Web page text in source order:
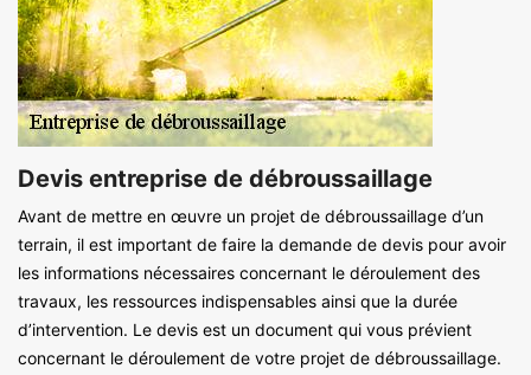
Devis entreprise de débroussaillage
Avant de mettre en œuvre un projet de débroussaillage d’un
terrain, il est important de faire la demande de devis pour avoir
les informations nécessaires concernant le déroulement des
travaux, les ressources indispensables ainsi que la durée
d’intervention. Le devis est un document qui vous prévient
concernant le déroulement de votre projet de débroussaillage.